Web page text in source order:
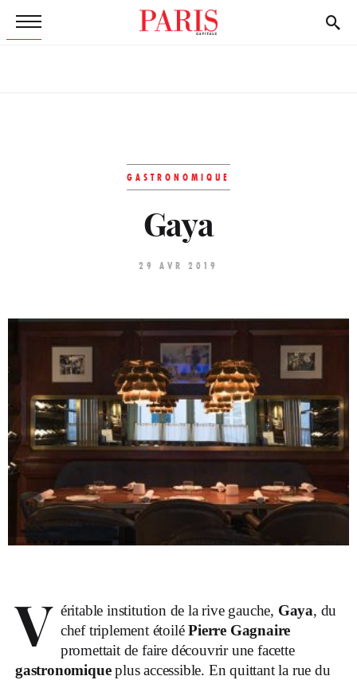
GASTRONOMIQUE
Gaya
29 AVR 2019
V éritable institution de la rive gauche, Gaya, du
chef triplement étoiléPierre Gagnaire
promettait de faire découvrir une facette
gastronomiqueplus accessible. En quittant la rue du